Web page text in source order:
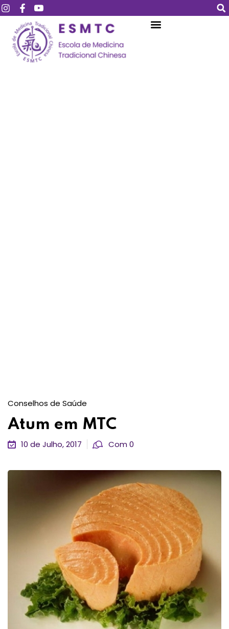
Conselhos de Saúde
Atum em MTC
10 de Julho, 2017 Com 0
Login Assinar
Login